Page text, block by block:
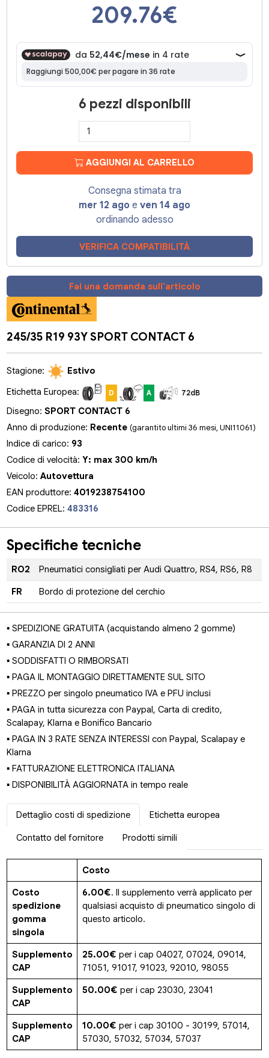
209.76€
6 pezzi disponibili
AGGIUNGI AL CARRELLO
Consegna stimata tra
mer 12 ago e ven 14 ago
ordinando adesso
VERIFICA COMPATIBILITÀ
Fai una domanda sull'articolo
245/35 R19 93Y SPORT CONTACT 6
Stagione:
Estivo
Etichetta Europea:
D A 72dB
Disegno:SPORT CONTACT 6
Anno di produzione: Recente(garantito ultimi 36 mesi, UNI11061)
Indice di carico: 93
Codice di velocità:Y: max 300 km/h
Veicolo:Autovettura
EAN produttore:4019238754100
Codice EPREL:483316
Specifiche tecniche
RO2 Pneumatici consigliati per Audi Quattro, RS4, RS6, R8
FR Bordo di protezione del cerchio
▪ SPEDIZIONE GRATUITA (acquistando almeno 2 gomme)
▪ GARANZIA DI 2 ANNI
▪ SODDISFATTI O RIMBORSATI
▪ PAGA IL MONTAGGIO DIRETTAMENTE SUL SITO
▪ PREZZO per singolo pneumatico IVA e PFU inclusi
▪ PAGA in tutta sicurezza con Paypal, Carta di credito,
Scalapay, Klarna e Bonifico Bancario
▪ PAGA IN 3 RATE SENZA INTERESSI con Paypal, Scalapay e
Klarna
▪ FATTURAZIONE ELETTRONICA ITALIANA
▪ DISPONIBILITÀ AGGIORNATA in tempo reale
Dettaglio costi di spedizione Etichetta europea
Contatto del fornitore Prodotti simili
Costo
Costo
spedizione
gomma
singola
6.00€. Il supplemento verrà applicato per
qualsiasi acquisto di pneumatico singolo di
questo articolo.
Supplemento
CAP
25.00€ per i cap 04027, 07024, 09014,
71051, 91017, 91023, 92010, 98055
Supplemento
CAP
50.00€ per i cap 23030, 23041
Supplemento
CAP
10.00€ per i cap 30100 - 30199, 57014,
57030, 57032, 57034, 57037